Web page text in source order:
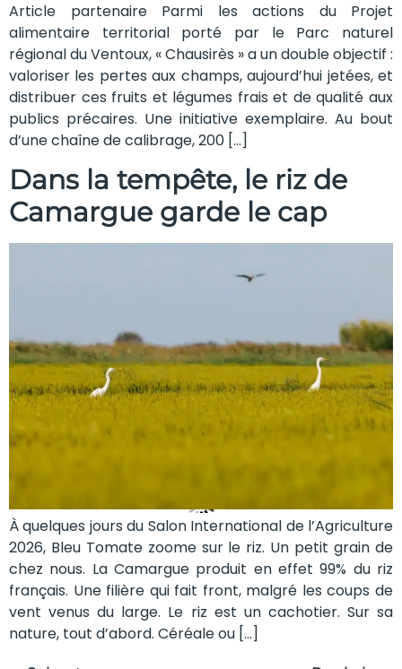
Article partenaire Parmi les actions du Projet
alimentaire territorial porté par le Parc naturel
régional du Ventoux, « Chausirès » a un double objectif :
valoriser les pertes aux champs, aujourd’hui jetées, et
distribuer ces fruits et légumes frais et de qualité aux
publics précaires. Une initiative exemplaire. Au bout
d’une chaîne de calibrage, 200 […]
Dans la tempête, le riz de
Camargue garde le cap
À quelques jours du Salon International de l’Agriculture
2026, Bleu Tomate zoome sur le riz. Un petit grain de
chez nous. La Camargue produit en effet 99% du riz
français. Une filière qui fait front, malgré les coups de
vent venus du large. Le riz est un cachotier. Sur sa
nature, tout d’abord. Céréale ou […]